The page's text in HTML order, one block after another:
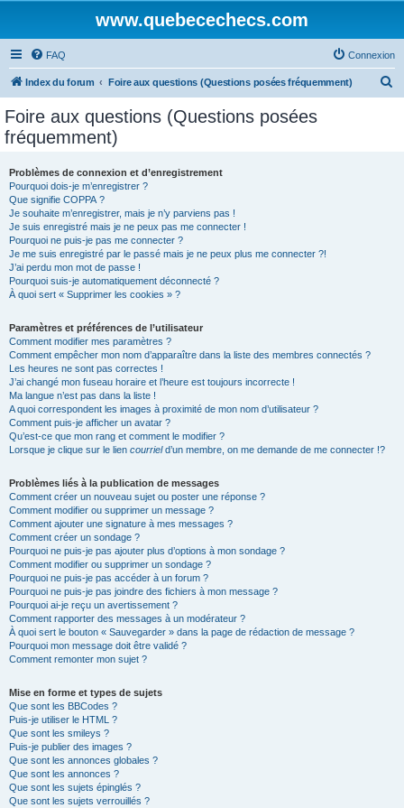
www.quebecechecs.com
FAQ Connexion
Index du forum Foire aux questions (Questions posées fréquemment)
Foire aux questions (Questions posées
fréquemment)
Problèmes de connexion et d’enregistrement
Pourquoi dois-je m’enregistrer ?
Que signifie COPPA ?
Je souhaite m’enregistrer, mais je n’y parviens pas !
Je suis enregistré mais je ne peux pas me connecter !
Pourquoi ne puis-je pas me connecter ?
Je me suis enregistré par le passé mais je ne peux plus me connecter ?!
J’ai perdu mon mot de passe !
Pourquoi suis-je automatiquement déconnecté ?
À quoi sert « Supprimer les cookies » ?
Paramètres et préférences de l’utilisateur
Comment modifier mes paramètres ?
Comment empêcher mon nom d’apparaître dans la liste des membres connectés ?
Les heures ne sont pas correctes !
J’ai changé mon fuseau horaire et l’heure est toujours incorrecte !
Ma langue n’est pas dans la liste !
A quoi correspondent les images à proximité de mon nom d’utilisateur ?
Comment puis-je afficher un avatar ?
Qu’est-ce que mon rang et comment le modifier ?
Lorsque je clique sur le lien courrield’un membre, on me demande de me connecter !?
Problèmes liés à la publication de messages
Comment créer un nouveau sujet ou poster une réponse ?
Comment modifier ou supprimer un message ?
Comment ajouter une signature à mes messages ?
Comment créer un sondage ?
Pourquoi ne puis-je pas ajouter plus d’options à mon sondage ?
Comment modifier ou supprimer un sondage ?
Pourquoi ne puis-je pas accéder à un forum ?
Pourquoi ne puis-je pas joindre des fichiers à mon message ?
Pourquoi ai-je reçu un avertissement ?
Comment rapporter des messages à un modérateur ?
À quoi sert le bouton « Sauvegarder » dans la page de rédaction de message ?
Pourquoi mon message doit être validé ?
Comment remonter mon sujet ?
Mise en forme et types de sujets
Que sont les BBCodes ?
Puis-je utiliser le HTML ?
Que sont les smileys ?
Puis-je publier des images ?
Que sont les annonces globales ?
Que sont les annonces ?
Que sont les sujets épinglés ?
Que sont les sujets verrouillés ?